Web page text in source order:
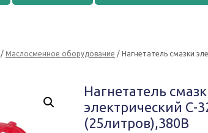
/Маслосменное оборудование / Нагнетатель смазки
Нагнетатель
электрический С-
(25литров),380В